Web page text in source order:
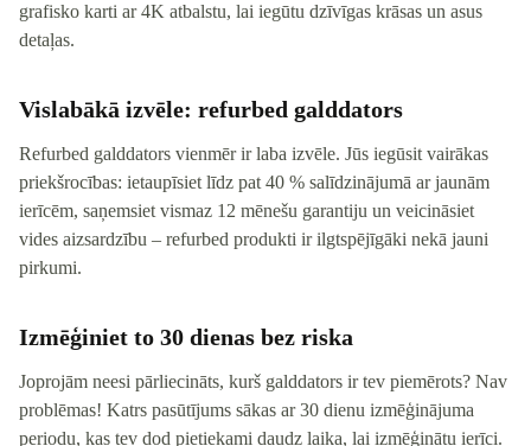
grafisko karti ar 4K atbalstu, lai iegūtu dzīvīgas krāsas un asus
detaļas.
Vislabākā izvēle: refurbed galddators
Refurbed galddators vienmēr ir laba izvēle. Jūs iegūsit vairākas
priekšrocības: ietaupīsiet līdz pat 40 % salīdzinājumā ar jaunām
ierīcēm, saņemsiet vismaz 12 mēnešu garantiju un veicināsiet
vides aizsardzību – refurbed produkti ir ilgtspējīgāki nekā jauni
pirkumi.
Izmēģiniet to 30 dienas bez riska
Joprojām neesi pārliecināts, kurš galddators ir tev piemērots? Nav
problēmas! Katrs pasūtījums sākas ar 30 dienu izmēģinājuma
periodu, kas tev dod pietiekami daudz laika, lai izmēģinātu ierīci.